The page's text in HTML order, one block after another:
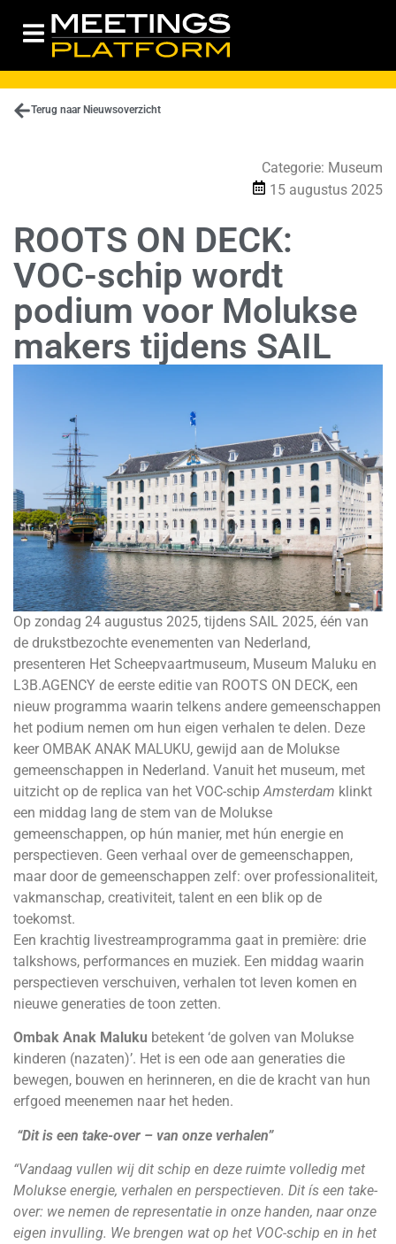
Terug naar Nieuwsoverzicht
Categorie: Museum
15 augustus 2025
ROOTS ON DECK:
VOC-schip wordt
podium voor Molukse
makers tijdens SAIL
Op zondag 24 augustus 2025, tijdens SAIL 2025, één van
de drukstbezochte evenementen van Nederland,
presenteren Het Scheepvaartmuseum, Museum Maluku en
L3B.AGENCY de eerste editie van ROOTS ON DECK, een
nieuw programma waarin telkens andere gemeenschappen
het podium nemen om hun eigen verhalen te delen. Deze
keer OMBAK ANAK MALUKU, gewijd aan de Molukse
gemeenschappen in Nederland. Vanuit het museum, met
uitzicht op de replica van het VOC-schip Amsterdam klinkt
een middag lang de stem van de Molukse
gemeenschappen, op hún manier, met hún energie en
perspectieven. Geen verhaal over de gemeenschappen,
maar door de gemeenschappen zelf: over professionaliteit,
vakmanschap, creativiteit, talent en een blik op de
toekomst.
Een krachtig livestreamprogramma gaat in première: drie
talkshows, performances en muziek. Een middag waarin
perspectieven verschuiven, verhalen tot leven komen en
nieuwe generaties de toon zetten.
Ombak Anak Maluku betekent ‘de golven van Molukse
kinderen (nazaten)’. Het is een ode aan generaties die
bewegen, bouwen en herinneren, en die de kracht van hun
erfgoed meenemen naar het heden.
“Dit is een take-over – van onze verhalen”
“Vandaag vullen wij dit schip en deze ruimte volledig met
Molukse energie, verhalen en perspectieven. Dit ís een take-
over: we nemen de representatie in onze handen, naar onze
eigen invulling. We brengen wat op het VOC-schip en in het